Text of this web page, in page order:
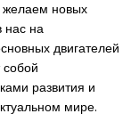
желаем новых
нас на
двигателей
собой
развития и
мире.